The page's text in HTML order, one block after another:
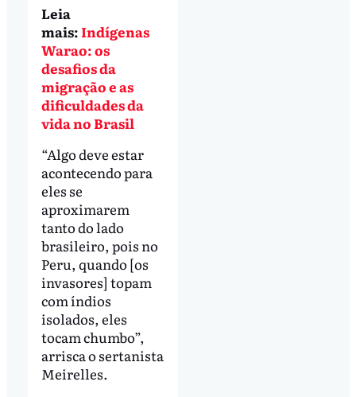
Leia
mais:Indígenas
Warao: os
desafios da
migração e as
dificuldades da
vida no Brasil
“Algo deve estar
acontecendo para
eles se
aproximarem
tanto do lado
brasileiro, pois no
Peru, quando [os
invasores] topam
com índios
isolados, eles
tocam chumbo”,
arrisca o sertanista
Meirelles.